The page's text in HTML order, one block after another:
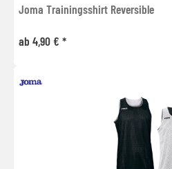
Joma Trainingsshirt Reversible
ab 4,90 € *